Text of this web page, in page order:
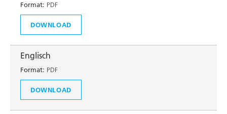
Format: PDF
DOWNLOAD
Englisch
Format: PDF
DOWNLOAD